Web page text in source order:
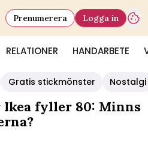
RELATIONER HANDARBETE
Prenumerera Logga in
Gratis stickmönster Nostalgi
fyller 80: Minns